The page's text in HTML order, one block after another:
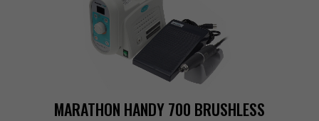
MARATHONHANDY700BRUSHLESS